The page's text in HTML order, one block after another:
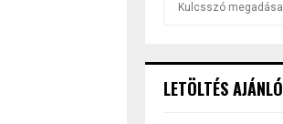
h
LETÖLTÉS AJÁNLÓ